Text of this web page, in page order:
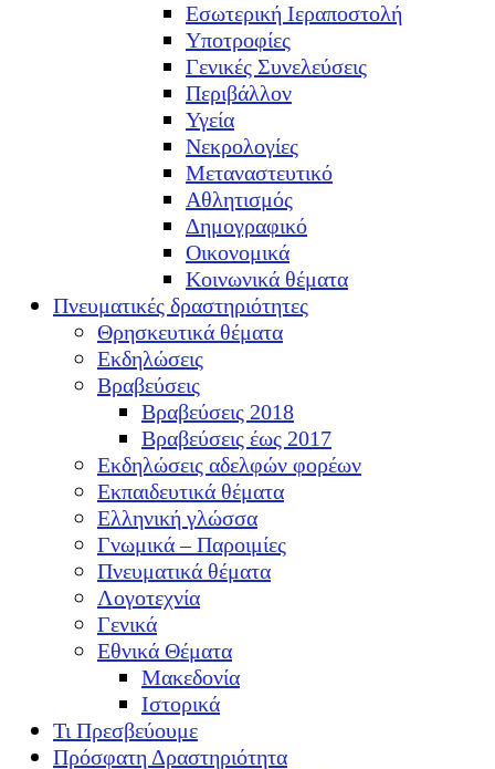
Εσωτερική Ιεραποστολή
Υποτροφίες
Γενικές Συνελεύσεις
Περιβάλλον
Υγεία
Νεκρολογίες
Μεταναστευτικό
Αθλητισμός
Δημογραφικό
Οικονομικά
Κοινωνικά θέματα
Πνευματικές δραστηριότητες
Θρησκευτικά θέματα
Εκδηλώσεις
Βραβεύσεις
Βραβεύσεις 2018
Βραβεύσεις έως 2017
Εκδηλώσεις αδελφών φορέων
Εκπαιδευτικά θέματα
Ελληνική γλώσσα
Γνωμικά – Παροιμίες
Πνευματικά θέματα
Λογοτεχνία
Γενικά
Εθνικά Θέματα
Μακεδονία
Ιστορικά
Τι Πρεσβεύουμε
Πρόσφατη Δραστηριότητα